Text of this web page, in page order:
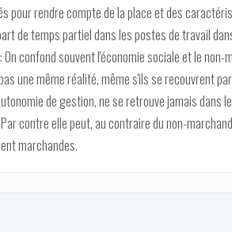
pour rendre compte de la place et des
de temps partiel dans les postes de travail
On confond souvent l'économie sociale et le
une même réalité, même s'ils se recouvrent
de gestion, ne se retrouve jamais dans
contre elle peut, au contraire du non-
marchandes.